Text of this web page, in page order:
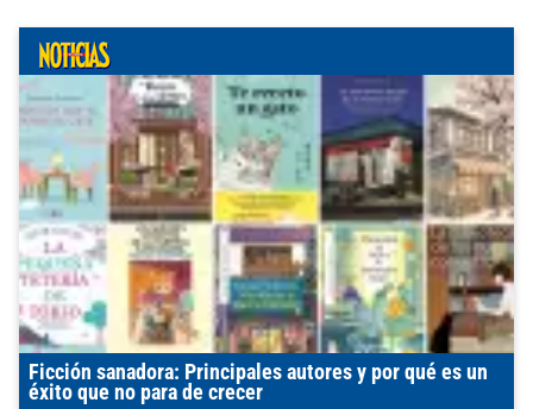
Ficción sanadora: Principales autores y por qué es un
éxito que no para de crecer